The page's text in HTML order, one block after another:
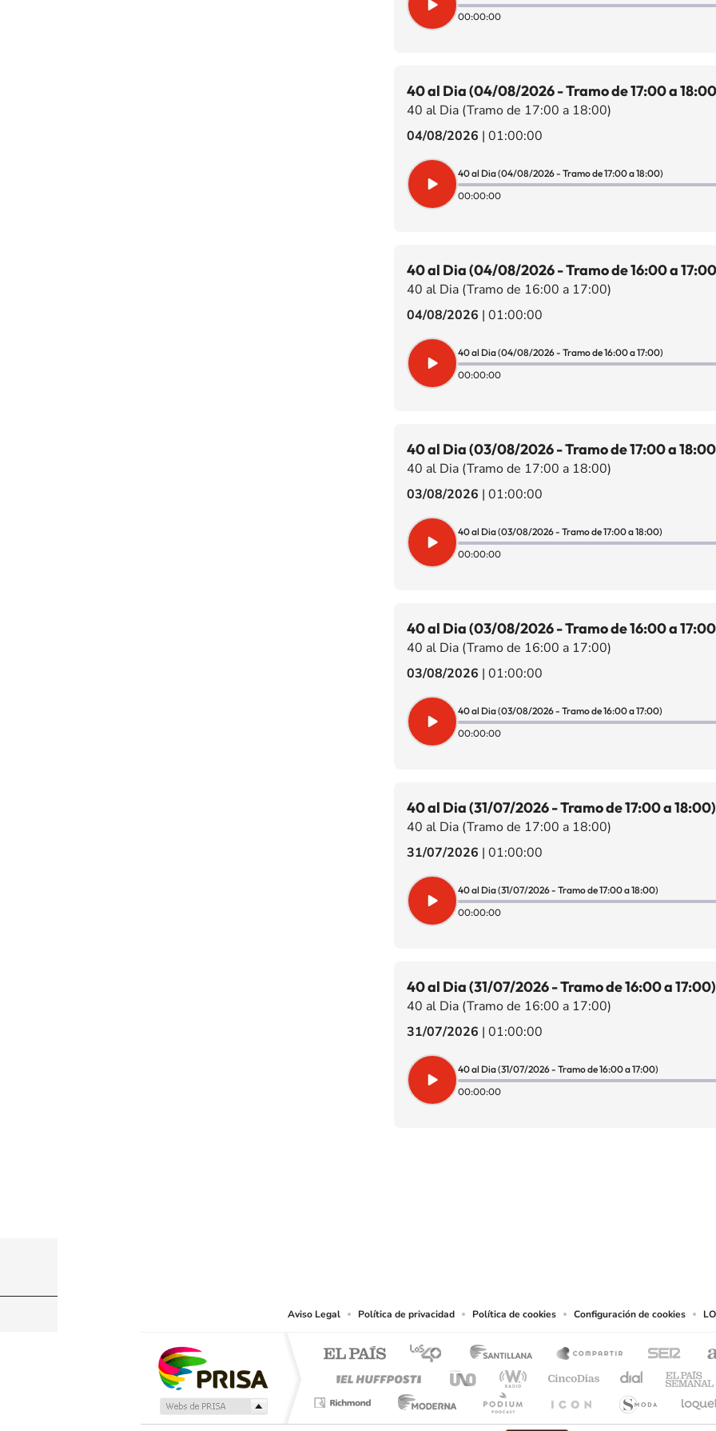
00:00:00
40 al Dia (04/08/2026 - Tramo de 17:00 a
40 al Dia (Tramo de 17:00 a 18:00)
04/08/2026 | 01:00:00
40 al Dia (04/08/2026 - Tramo de 17:00 a 18:00)
00:00:00
40 al Dia (04/08/2026 - Tramo de 16:00 a
40 al Dia (Tramo de 16:00 a 17:00)
04/08/2026 | 01:00:00
40 al Dia (04/08/2026 - Tramo de 16:00 a 17:00)
00:00:00
40 al Dia (03/08/2026 - Tramo de 17:00 a
40 al Dia (Tramo de 17:00 a 18:00)
03/08/2026 | 01:00:00
40 al Dia (03/08/2026 - Tramo de 17:00 a 18:00)
00:00:00
40 al Dia (03/08/2026 - Tramo de 16:00 a
40 al Dia (Tramo de 16:00 a 17:00)
03/08/2026 | 01:00:00
40 al Dia (03/08/2026 - Tramo de 16:00 a 17:00)
00:00:00
40 al Dia (31/07/2026 - Tramo de 17:00 a 18:00)
40 al Dia (Tramo de 17:00 a 18:00)
31/07/2026 | 01:00:00
40 al Dia (31/07/2026 - Tramo de 17:00 a 18:00)
00:00:00
40 al Dia (31/07/2026 - Tramo de 16:00 a 17:00)
40 al Dia (Tramo de 16:00 a 17:00)
31/07/2026 | 01:00:00
40 al Dia (31/07/2026 - Tramo de 16:00 a 17:00)
00:00:00
Aviso Legal Política de privacidad Política de cookies Configuración de cookies